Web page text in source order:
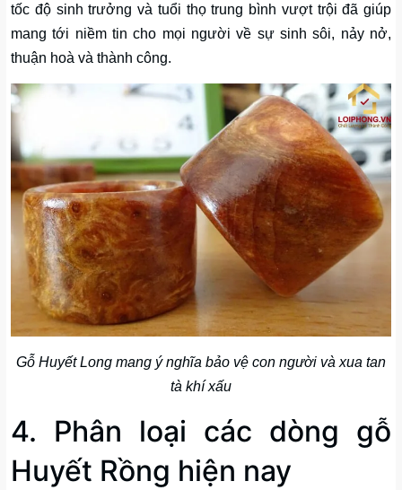
tốc độ sinh trưởng và tuổi thọ trung bình vượt trội đã giúp
mang tới niềm tin cho mọi người về sự sinh sôi, nảy nở,
thuận hoà và thành công.
Gỗ Huyết Long mang ý nghĩa bảo vệ con người và xua tan
tà khí xấu
4. Phân loại các dòng gỗ
Huyết Rồng hiện nay